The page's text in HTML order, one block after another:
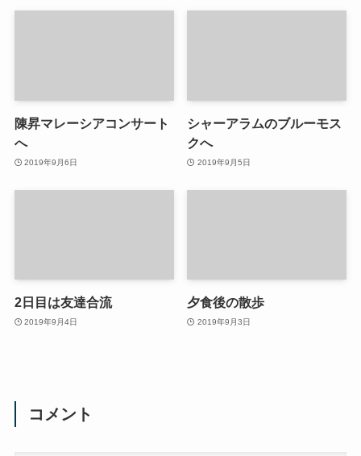
陳昇マレーシアコンサート
へ
2019年9月6日
シャーアラムのブルーモス
クへ
2019年9月5日
2日目は友達合流
2019年9月4日
夕食後の散歩
2019年9月3日
コメント